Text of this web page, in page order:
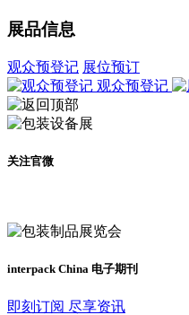
展品信息
观众预登记 展位预订
观众预登记
关注官微
interpack China 电子期刊
即刻订阅 尽享资讯